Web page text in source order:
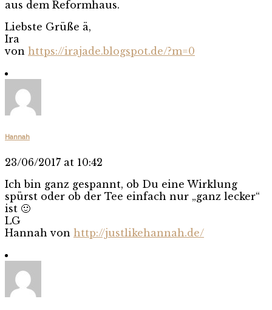
aus dem Reformhaus.
Liebste Grüße ä,
Ira
von https://irajade.blogspot.de/?m=0
Hannah
23/06/2017 at 10:42
Ich bin ganz gespannt, ob Du eine Wirklung
spürst oder ob der Tee einfach nur „ganz lecker“
ist 🙂
LG
Hannah von http://justlikehannah.de/